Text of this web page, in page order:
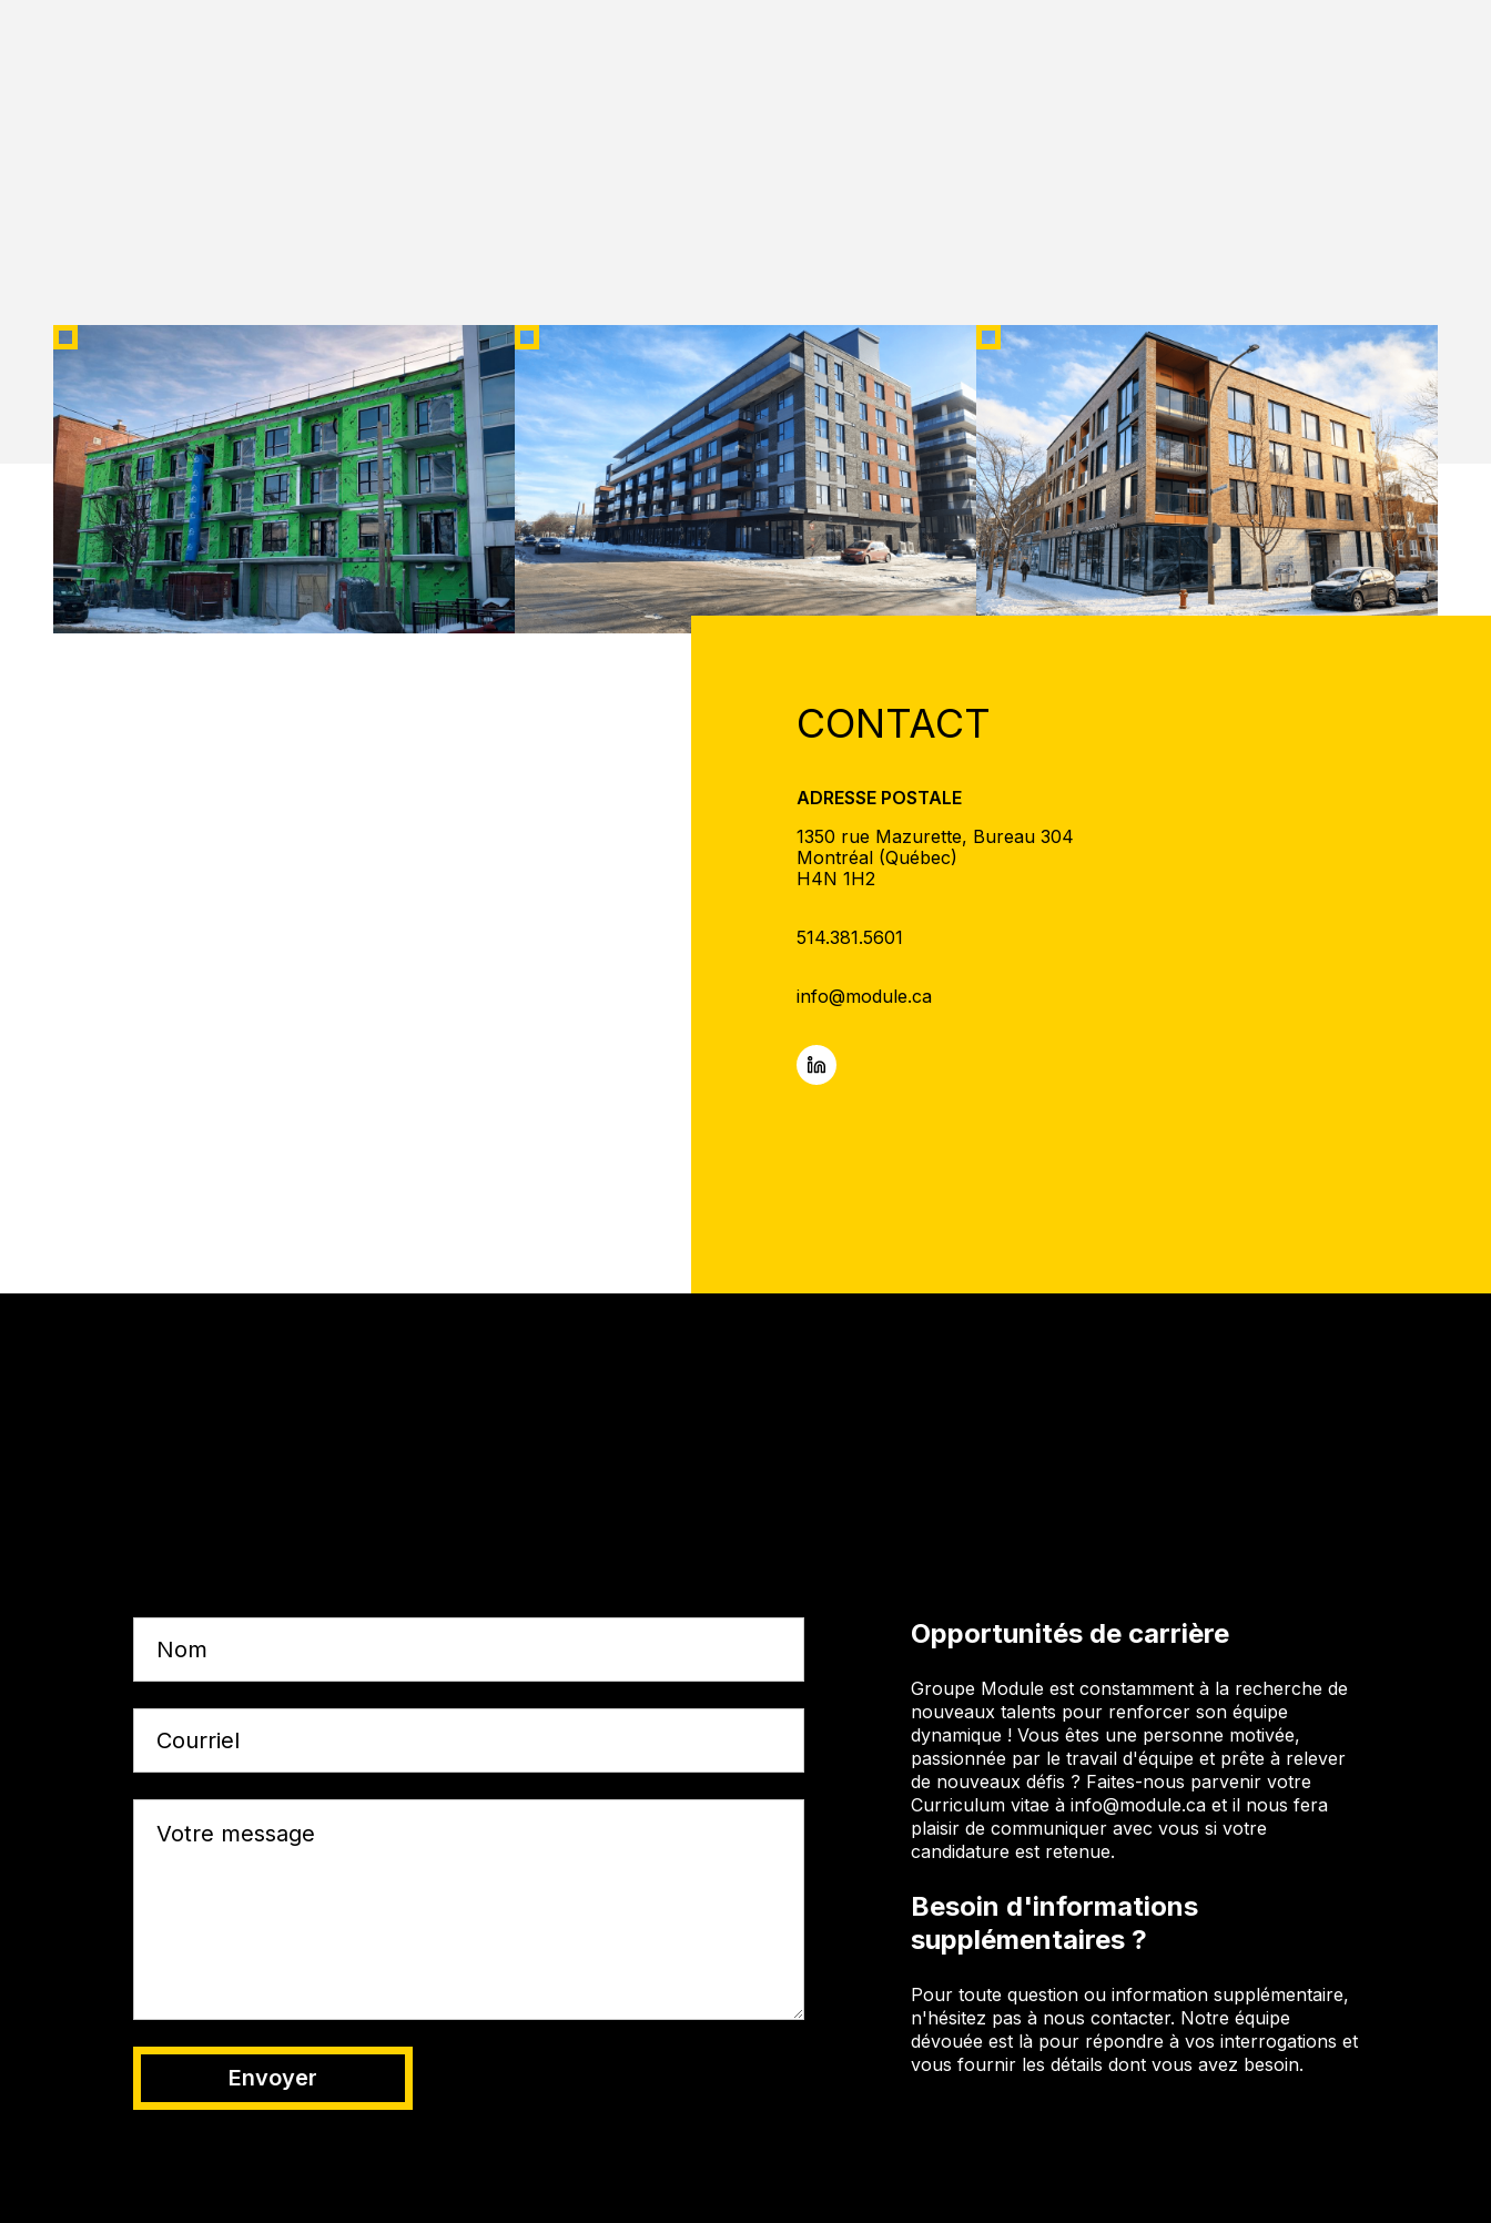
HAPOPEX ST-AMBROISE SUITES MARLOWE
Groupe Module
CONTACT
ADRESSE POSTALE
1350 rue Mazurette, Bureau 304
Montréal (Québec)
H4N 1H2
514.381.5601
info@module.ca
Opportunités de carrière
Groupe Module est constamment à la recherche de
nouveaux talents pour renforcer son équipe
dynamique ! Vous êtes une personne motivée,
passionnée par le travail d'équipe et prête à relever
de nouveaux défis ? Faites-nous parvenir votre
Curriculum vitae à info@module.ca et il nous fera
plaisir de communiquer avec vous si votre
candidature est retenue.
Besoin d'informations
supplémentaires ?
Pour toute question ou information supplémentaire,
n'hésitez pas à nous contacter. Notre équipe
dévouée est là pour répondre à vos interrogations et
vous fournir les détails dont vous avez besoin.